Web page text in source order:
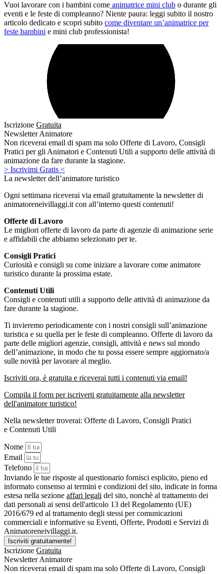
Vuoi lavorare con i bambini come animatrice mini club o durante gli
eventi e le feste di compleanno? Niente paura: leggi subito il nostro
articolo dedicato e scopri subito come diventare un’animatrice per
feste bambini e mini club professionista!
Iscrizione Gratuita
Newsletter Animatore
Non riceverai email di spam ma solo Offerte di Lavoro, Consigli
Pratici per gli Animatori e Contenuti Utili a supporto delle attività di
animazione da fare durante la stagione.
> Iscrivimi Gratis <
La newsletter dell’animatore turistico
Ogni settimana riceverai via email gratuitamente la newsletter di
animatoreneivillaggi.it con all’interno questi contenuti!
Offerte di Lavoro
Le migliori offerte di lavoro da parte di agenzie di animazione serie
e affidabili che abbiamo selezionato per te.
Consigli Pratici
Curiosità e consigli su come iniziare a lavorare come animatore
turistico durante la prossima estate.
Contenuti Utili
Consigli e contenuti utili a supporto delle attività di animazione da
fare durante la stagione.
Ti invieremo periodicamente con i nostri consigli sull’animazione
turistica e su quella per le feste di compleanno. Offerte di lavoro da
parte delle migliori agenzie, consigli, attività e news sul mondo
dell’animazione, in modo che tu possa essere sempre aggiornato/a
sulle novità per lavorare al meglio.
Iscriviti ora, è gratuita e riceverai tutti i contenuti via email!
Compila il form per iscriverti gratuitamente alla newsletter
dell'animatore turistico!
Nella newsletter troverai: Offerte di Lavoro, Consigli Pratici
e Contenuti Utili
Nome
Email
Telefono
Inviando le tue risposte al questionario fornisci esplicito, pieno ed
informato consenso ai termini e condizioni del sito, indicate in forma
estesa nella sezione affari legali del sito, nonchè al trattamento dei
dati personali ai sensi dell'articolo 13 del Regolamento (UE)
2016/679 ed al trattamento degli stessi per comunicazioni
commerciali e informative su Eventi, Offerte, Prodotti e Servizi di
Animatoreneivillaggi.it.
Iscriviti gratuitamente!
Iscrizione Gratuita
Newsletter Animatore
Non riceverai email di spam ma solo Offerte di Lavoro, Consigli